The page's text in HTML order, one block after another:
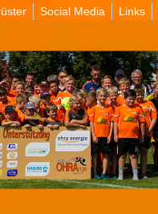
Social Media Links